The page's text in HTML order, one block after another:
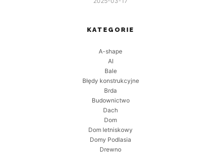
KATEGORIE
A-shape
AI
Bale
Błędy konstrukcyjne
Brda
Budownictwo
Dach
Dom
Dom letniskowy
Domy Podlasia
Drewno